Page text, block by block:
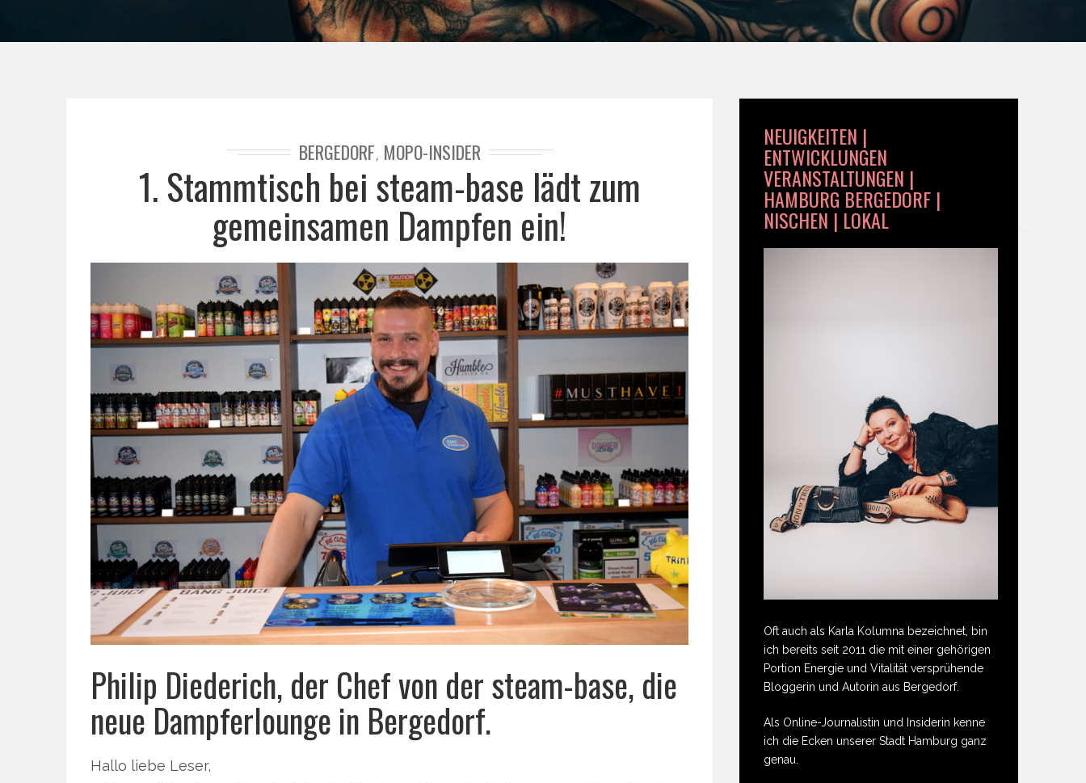
BERGEDORF, MOPO-INSIDER
1. Stammtisch bei steam-base lädt zum
gemeinsamen Dampfen ein!
Philip Diederich, der Chef von der steam-base, die
neue Dampferlounge in Bergedorf.
Hallo liebe Leser,
NEUIGKEITEN |
ENTWICKLUNGEN
VERANSTALTUNGEN |
HAMBURG BERGEDORF |
NISCHEN | LOKAL
Oft auch als Karla Kolumna bezeichnet, bin
ich bereits seit 2011 die mit einer gehörigen
Portion Energie und Vitalität versprühende
Bloggerin und Autorin aus Bergedorf.
Als Online-Journalistin und Insiderin kenne
ich die Ecken unserer Stadt Hamburg ganz
genau.